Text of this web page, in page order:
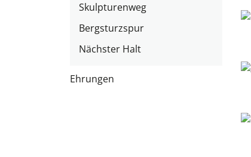
w
ä
h
)
Skulpturenweg
Bergsturzspur
Nächster Halt
Ehrungen